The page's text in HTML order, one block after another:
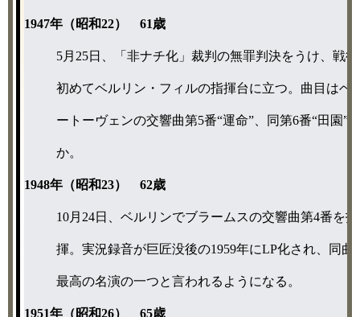
1947年（昭和22） 61歳
5月25日、「非ナチ化」裁判の無罪判決をうけ、戦後
初めてベルリン・フィルの指揮台に立つ。曲目はベ
ートーヴェンの交響曲第5番“運命”、同第6番“田園”
か。
1948年（昭和23） 62歳
10月24日、ベルリンでブラームスの交響曲第4番を指
揮。実況録音が巨匠没後の1959年にLP化され、同曲
最高の名演の一つと言われるようになる。
1951年（昭和26） 65歳